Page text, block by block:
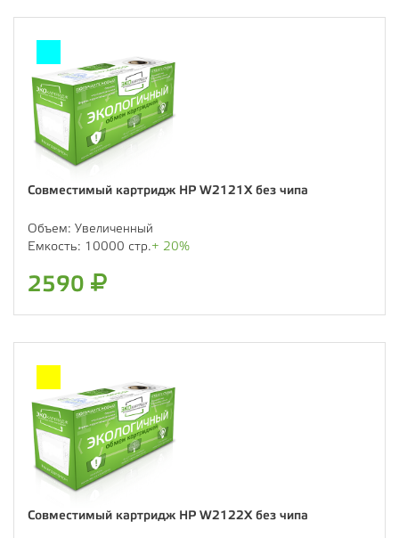
Совместимый картридж HP W2121X без чипа
Объем: Увеличенный
Емкость: 10000 стр.+ 20%
2590
Совместимый картридж HP W2122X без чипа